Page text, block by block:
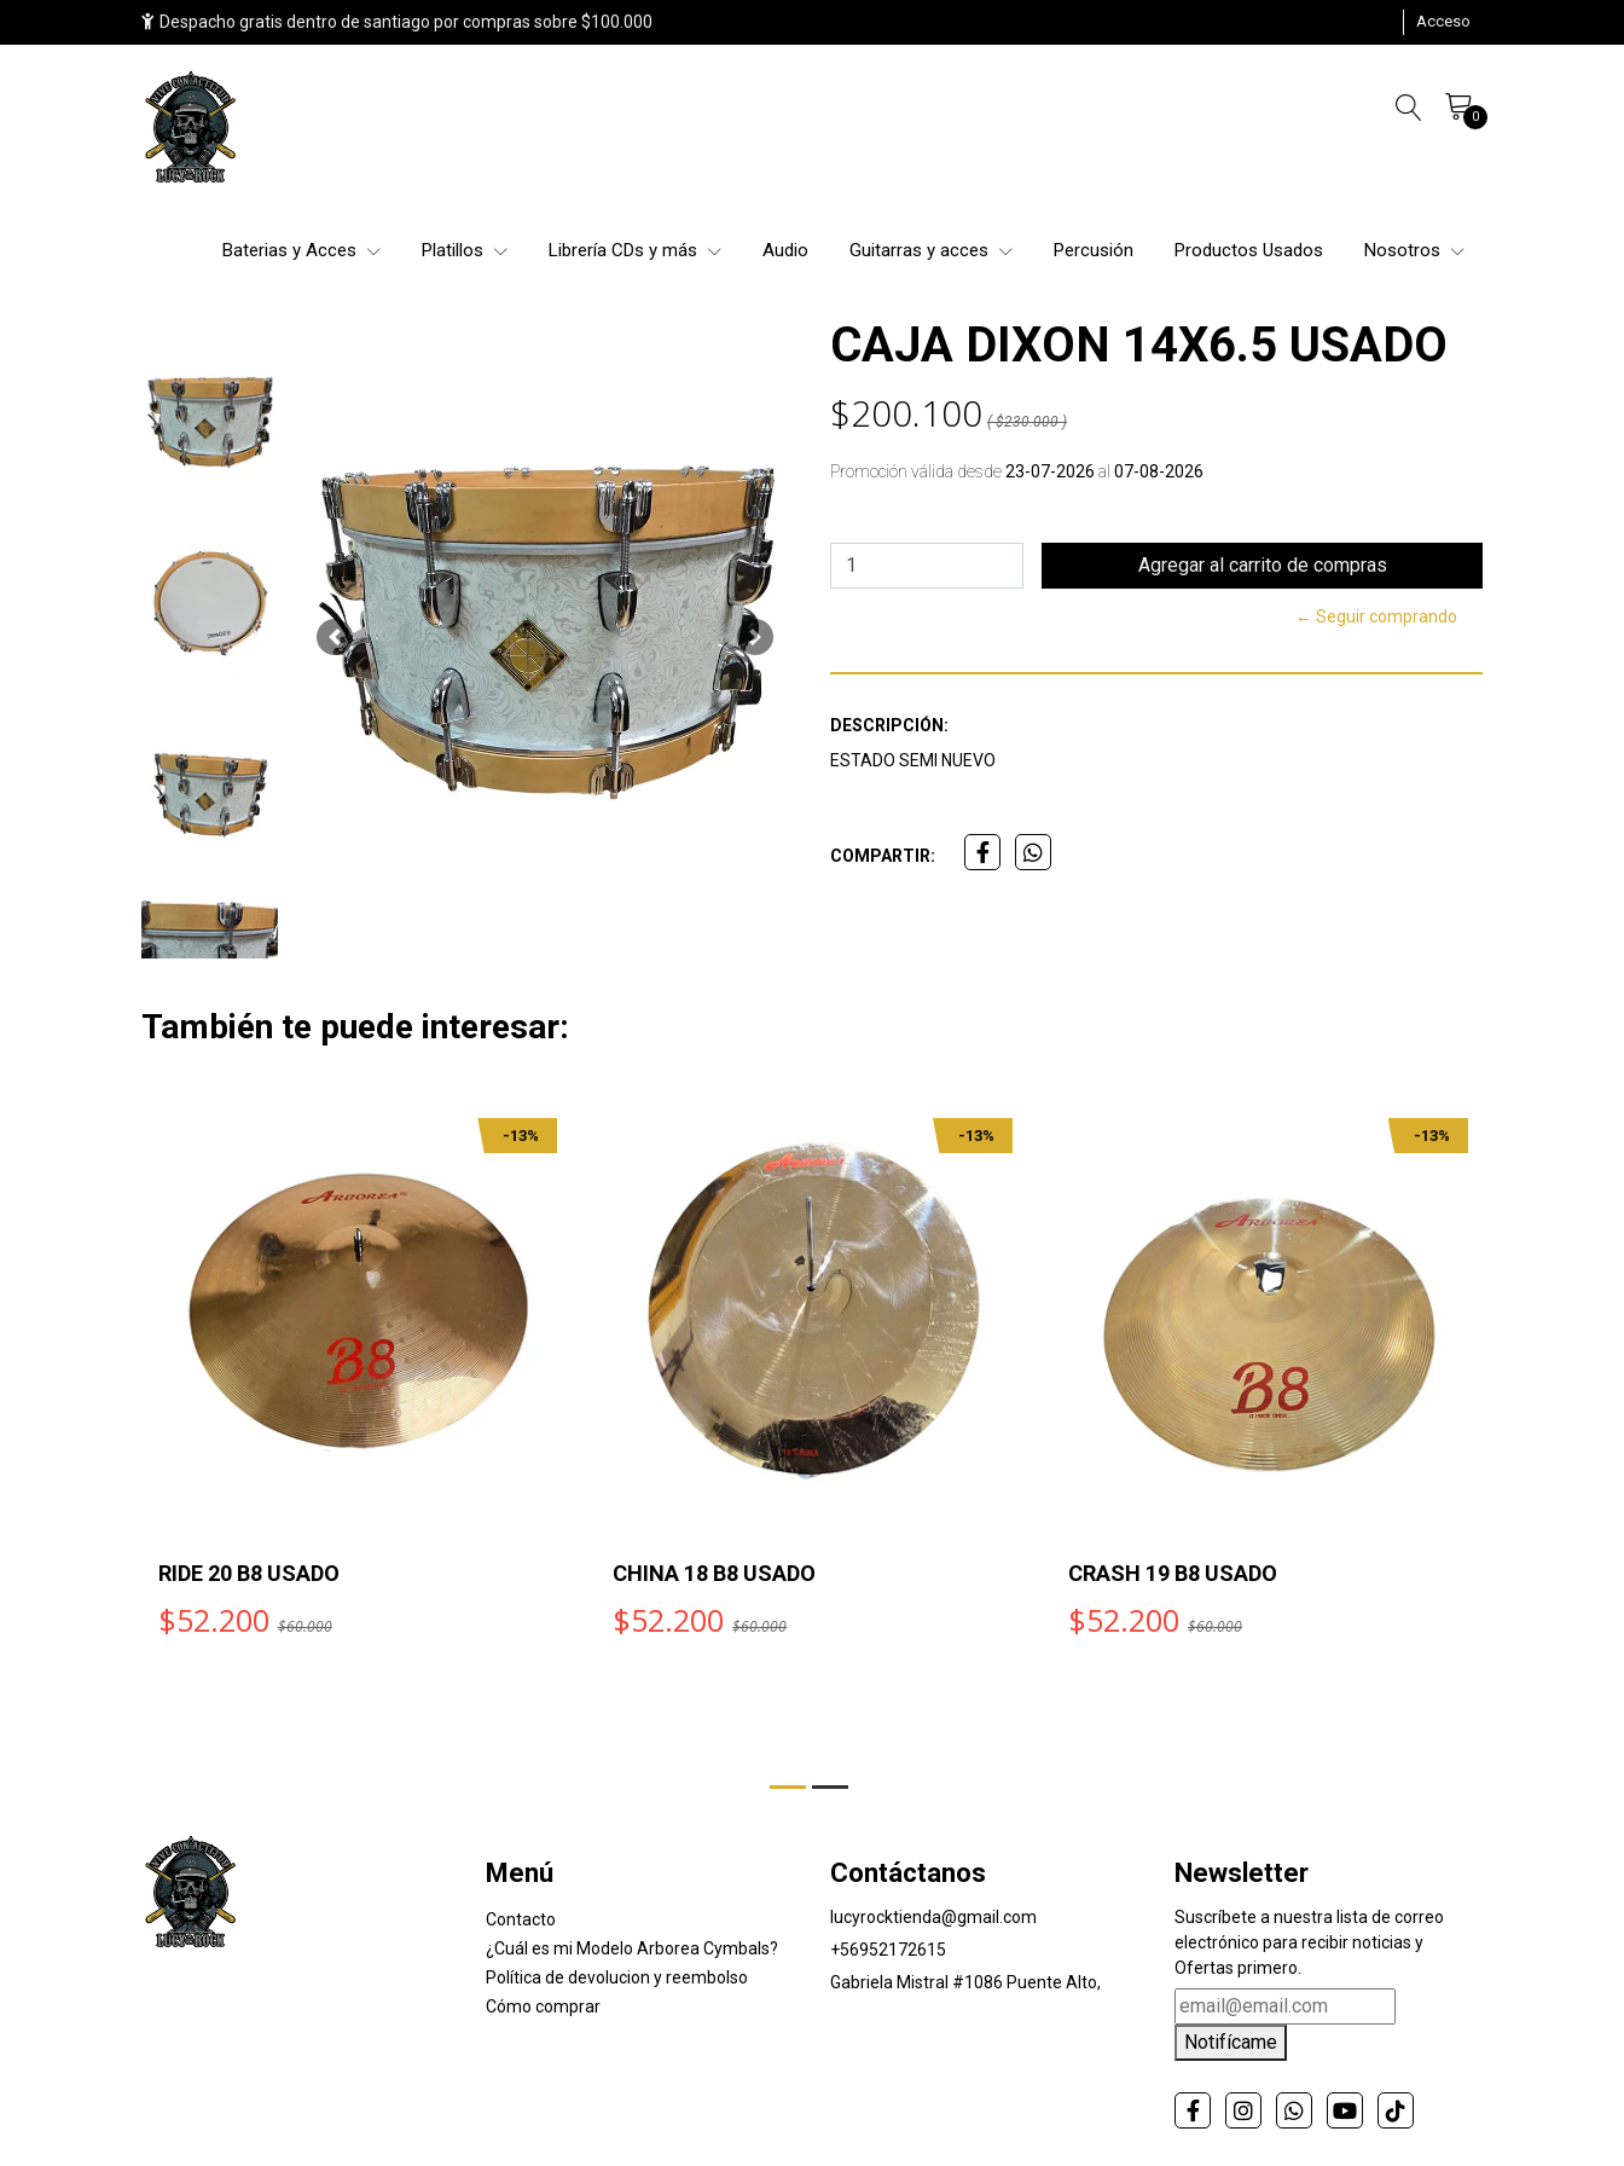
Despacho gratis dentro de santiago por compras sobre $100.000 Acceso
0
Baterias y Acces Platillos Librería CDs y más Audio Guitarras y acces Percusión Productos Usados Nosotros
Previous Next
CAJA DIXON 14X6.5 USADO
$200.100 ( $230.000 )
Promoción válida desde23-07-2026 al 07-08-2026
← Seguir comprando
DESCRIPCIÓN:
ESTADO SEMI NUEVO
COMPARTIR:
También te puede interesar:
-13%
RIDE 20 B8 USADO
$52.200 $60.000
-13%
CHINA 18 B8 USADO
$52.200 $60.000
-13%
CRASH 19 B8 USADO
$52.200 $60.000
Menú
Contacto
¿Cuál es mi Modelo Arborea Cymbals?
Política de devolucion y reembolso
Cómo comprar
Contáctanos
lucyrocktienda@gmail.com
+56952172615
Gabriela Mistral #1086 Puente Alto,
Newsletter
Suscríbete a nuestra lista de correo
electrónico para recibir noticias y
Ofertas primero.
Notifícame